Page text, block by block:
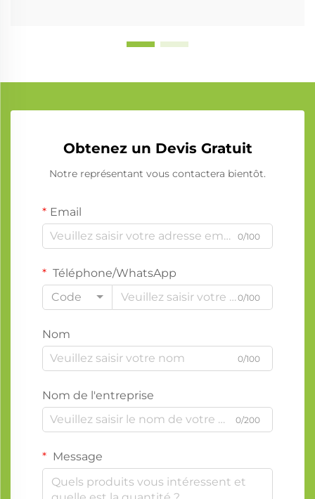
Obtenez un Devis Gratuit
Notre représentant vous contactera bientôt.
Email
0/100
Téléphone/WhatsApp
Code
0/100
Nom
0/100
Nom de l'entreprise
0/200
Message